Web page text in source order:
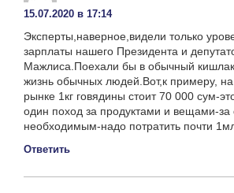
15.07.2020 в 17:14
Эксперты,наверное,видели только
зарплаты нашего Президента и
Мажлиса.Поехали бы в обычный
жизнь обычных людей.Вот,к примеру,
рынке 1кг говядины стоит 70 000 сум-
один поход за продуктами и вещами-
необходимым-надо потратить почти
Ответить